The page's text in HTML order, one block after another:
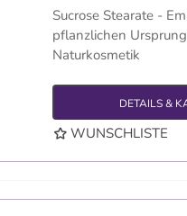
Sucrose Stearate -
pflanzlichen
Naturkosmetik
DETAILS &
WUNSCHLISTE